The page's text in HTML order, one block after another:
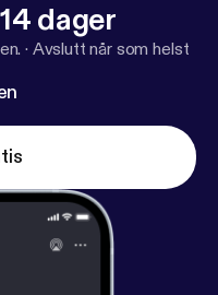
dager
· Avslutt når som helst